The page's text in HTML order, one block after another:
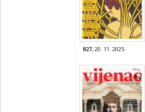
827, 20. 11. 2025